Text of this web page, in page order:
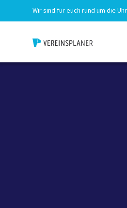
Wir sind für euch rund um die